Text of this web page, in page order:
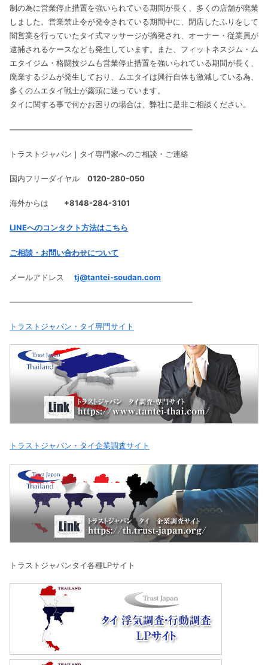
制の為に営業停止措置を強いられている期間が長く、多くの店舗が廃業
しました。営業禁止令が発令されている期間中に、閉店したふりをして
闇営業を行っていたタイ式マッサージが摘発され、オーナー・従業員が
逮捕されるケースなども発生しています。また、フィットネスジム・ム
エタイジム・格闘技ジムも営業停止措置を強いられている期間が長く、
廃業するジムが発生しており、ムエタイは興行自体も激減している為、
多くのムエタイ戦士が露頭に迷っています。
タイに関する事で何かお困りの場合は、弊社に是非ご相談ください。
———————————————————————–
トラストジャパン｜タイ専門家へのご相談・ご連絡
国内フリーダイヤル 0120-280-050
海外からは +8148-284-3101
LINEへのコンタクト方法はこちら
ご相談・お問い合わせについて
メールアドレス tj@tantei-soudan.com
———————————————————————–
トラストジャパン・タイ専門サイト
トラストジャパン・タイ企業調査サイト
トラストジャパンタイ各種LPサイト